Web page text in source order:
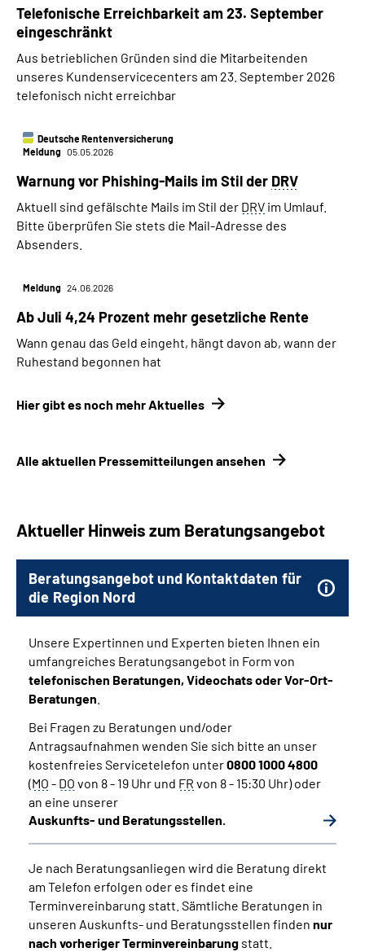
Telefonische Erreichbarkeit am 23. September
eingeschränkt
Aus betrieblichen Gründen sind die Mitarbeitenden
unseres Kundenservicecenters am 23. September 2026
telefonisch nicht erreichbar
Deutsche Rentenversicherung
Meldung 05.05.2026
Warnung vor Phishing-Mails im Stil der DRV
Aktuell sind gefälschte Mails im Stil der DRV im Umlauf.
Bitte überprüfen Sie stets die Mail-Adresse des
Absenders.
Meldung 24.06.2026
Ab Juli 4,24 Prozent mehr gesetzliche Rente
Wann genau das Geld eingeht, hängt davon ab, wann der
Ruhestand begonnen hat
Hier gibt es noch mehr Aktuelles
Alle aktuellen Pressemitteilungen ansehen
Aktueller Hinweis zum Beratungsangebot
Beratungsangebot und Kontaktdaten für
die Region Nord
Unsere Expertinnen und Experten bieten Ihnen ein
umfangreiches Beratungsangebot in Form von
telefonischen Beratungen, Videochats oder Vor-Ort-
Beratungen
Bei Fragen zu Beratungen und/oder
Antragsaufnahmen wenden Sie sich bitte an unser
kostenfreies Servicetelefon unter0800 1000 4800
(MO - DO von 8 - 19 Uhr und FR von 8 - 15:30 Uhr) oder
an eine unserer
Auskunfts- und Beratungsstellen.
Je nach Beratungsanliegen wird die Beratung direkt
am Telefon erfolgen oder es findet eine
Terminvereinbarung statt. Sämtliche Beratungen in
unseren Auskunfts- und Beratungsstellen finden nur
nach vorheriger Terminvereinbarung statt.